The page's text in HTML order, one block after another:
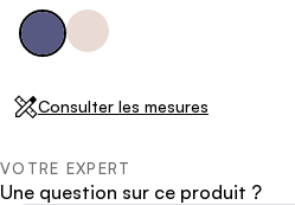
Consulter les mesures
VOTRE EXPERT
Une question sur ce produit ?